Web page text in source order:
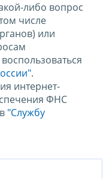
либо вопрос
числе
или
.
интернет-
ФНС
"Службу